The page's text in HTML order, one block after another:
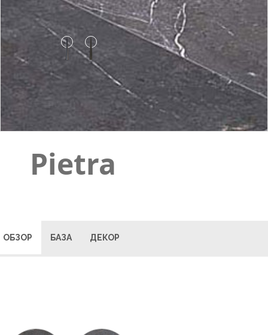
Pietra
ОБЗОР БАЗА ДЕКОР